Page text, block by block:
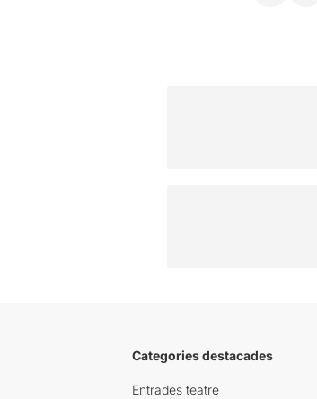
Categories destacades
Entrades teatre